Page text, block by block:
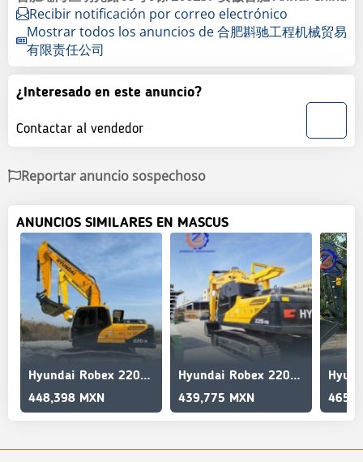
Recibir notificación por correo electrónico
Mostrar todos los anuncios de 合肥斟驰工程机械贸易
有限责任公司
¿Interesado en este anuncio?
Contactar al vendedor
Reportar anuncio sospechoso
ANUNCIOS SIMILARES EN MASCUS
Hyundai Robex 220 LC-9 S/Reliable/High quality/90%new
448,398 MXN
Hyundai Robex 220 LC-9 S/20ton/22ton/Reliable/High quality
439,775 MXN